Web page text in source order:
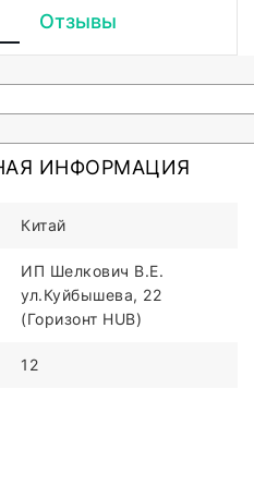
Отзывы
ИНФОРМАЦИЯ
Китай
ИП Шелкович В.Е.
ул.Куйбышева, 22
(Горизонт HUB)
12